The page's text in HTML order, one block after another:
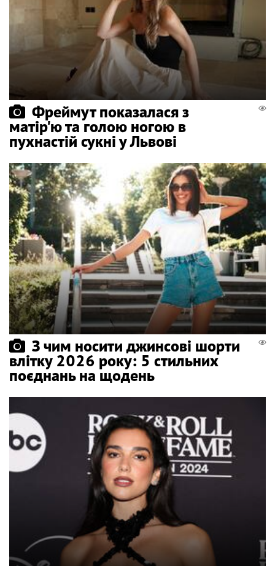
Фреймут показалася з
матір'ю та голою ногою в
пухнастій сукні у Львові
З чим носити джинсові шорти
влітку 2026 року: 5 стильних
поєднань на щодень